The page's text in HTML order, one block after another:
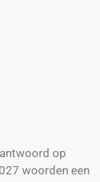
op
woorden een